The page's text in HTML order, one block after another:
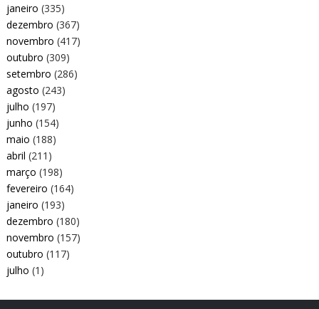
janeiro (335)
dezembro (367)
novembro (417)
outubro (309)
setembro (286)
agosto (243)
julho (197)
junho (154)
maio (188)
abril (211)
março (198)
fevereiro (164)
janeiro (193)
dezembro (180)
novembro (157)
outubro (117)
julho (1)